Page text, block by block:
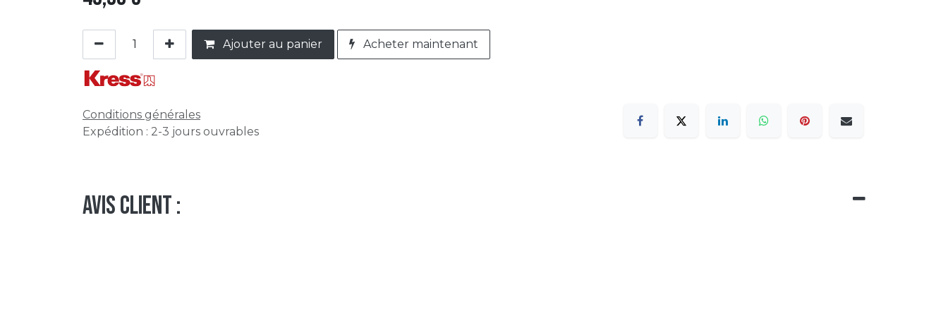
Ajouter au panier Acheter maintenant
Conditions générales
Expédition : 2-3 jours ouvrables
Avis client :